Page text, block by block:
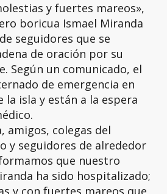
y fuertes mareos»,
boricua Ismael Miranda
seguidores que se
de oración por su
Según un comunicado, el
de emergencia en
isla y están a la espera
amigos, colegas del
y seguidores de alrededor
que nuestro
ha sido hospitalizado;